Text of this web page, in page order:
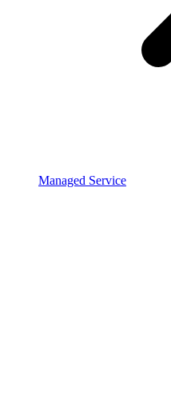
Managed Service